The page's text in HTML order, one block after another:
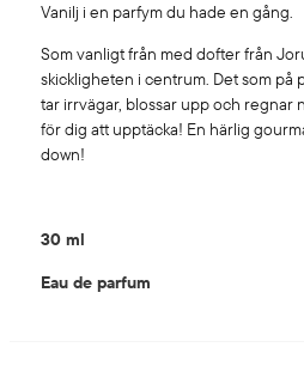
Vanilj i en parfym du hade en gång.
Som vanligt från med dofter från
skickligheten i centrum. Det som på
tar irrvägar, blossar upp och regnar
för dig att upptäcka! En härlig
down!
30 ml
Eau de parfum